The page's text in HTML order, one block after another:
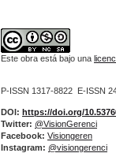
Este obra está bajo una
P-ISSN 1317-8822 E-ISSN
DOI: https://doi.org/
Twitter: @VisionGerenci
Facebook: Visiongeren
Instagram: @visiongerenci